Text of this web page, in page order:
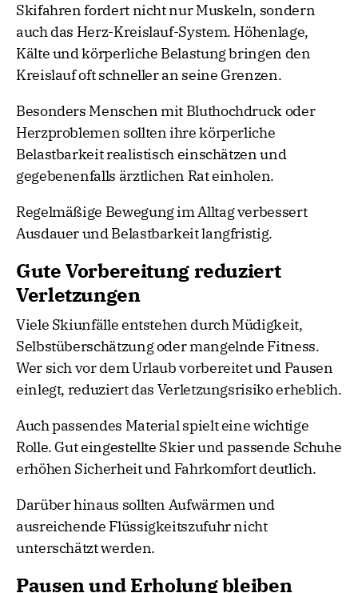
Skifahren fordert nicht nur Muskeln, sondern
auch das Herz-Kreislauf-System. Höhenlage,
Kälte und körperliche Belastung bringen den
Kreislauf oft schneller an seine Grenzen.
Besonders Menschen mit Bluthochdruck oder
Herzproblemen sollten ihre körperliche
Belastbarkeit realistisch einschätzen und
gegebenenfalls ärztlichen Rat einholen.
Regelmäßige Bewegung im Alltag verbessert
Ausdauer und Belastbarkeit langfristig.
Gute Vorbereitung reduziert
Verletzungen
Viele Skiunfälle entstehen durch Müdigkeit,
Selbstüberschätzung oder mangelnde Fitness.
Wer sich vor dem Urlaub vorbereitet und Pausen
einlegt, reduziert das Verletzungsrisiko erheblich.
Auch passendes Material spielt eine wichtige
Rolle. Gut eingestellte Skier und passende Schuhe
erhöhen Sicherheit und Fahrkomfort deutlich.
Darüber hinaus sollten Aufwärmen und
ausreichende Flüssigkeitszufuhr nicht
unterschätzt werden.
Pausen und Erholung bleiben